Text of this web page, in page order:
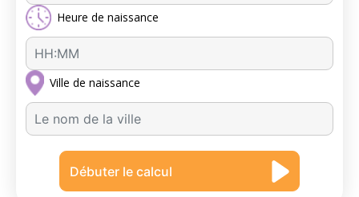
Heure de naissance
Ville de naissance
A
u
Débuter le calcul